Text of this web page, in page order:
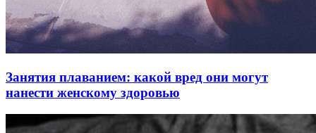
Занятия плаванием: какой вред они могут
нанести женскому здоровью